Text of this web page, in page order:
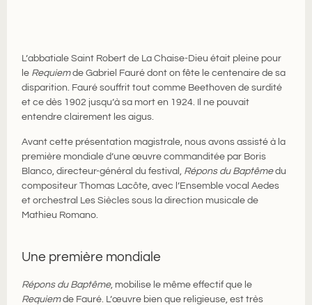
L’abbatiale Saint Robert de La Chaise-Dieu était pleine pour
le Requiemde Gabriel Fauré dont on fête le centenaire de sa
disparition. Fauré souffrit tout comme Beethoven de surdité
et ce dès 1902 jusqu’à sa mort en 1924. Il ne pouvait
entendre clairement les aigus.
Avant cette présentation magistrale, nous avons assisté à la
première mondiale d’une œuvre commanditée par Boris
Blanco, directeur-général du festival, Répons du Baptêmedu
compositeur Thomas Lacôte, avec l’Ensemble vocal Aedes
et orchestral Les Siècles sous la direction musicale de
Mathieu Romano.
Une première mondiale
Répons du Baptême, mobilise le même effectif que le
Requiemde Fauré. L’œuvre bien que religieuse, est très